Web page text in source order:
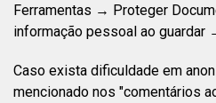
Ferramentas → Proteger
informação pessoal ao guardar
Caso exista dificuldade em
mencionado nos "comentários